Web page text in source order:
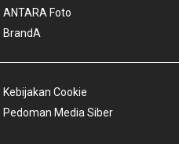
ANTARA Foto
BrandA
Kebijakan Cookie
Pedoman Media Siber